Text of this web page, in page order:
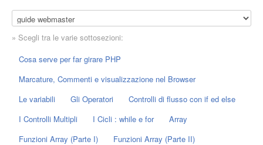
» Scegli tra le varie sottosezioni:
Cosa serve per far girare PHP
Marcature, Commenti e visualizzazione nel Browser
Le variabili
Gli Operatori
Controlli di flusso con if ed else
I Controlli Multipli
I Cicli : while e for
Array
Funzioni Array (Parte I)
Funzioni Array (Parte II)